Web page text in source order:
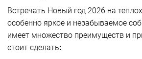
Встречать Новый год 2026 на
особенно яркое и незабываемое
имеет множество преимуществ и
стоит сделать: